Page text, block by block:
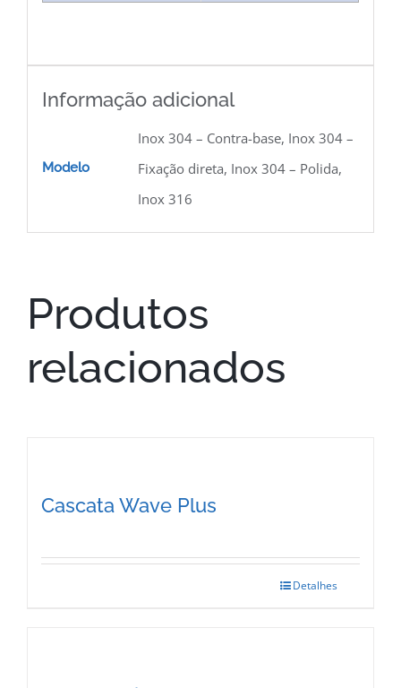
Informação adicional
Modelo
Inox 304 – Contra-base, Inox 304 –
Fixação direta, Inox 304 – Polida,
Inox 316
Produtos
relacionados
Cascata Wave Plus
Detalhes